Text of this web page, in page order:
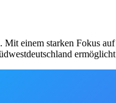
einem starken Fokus